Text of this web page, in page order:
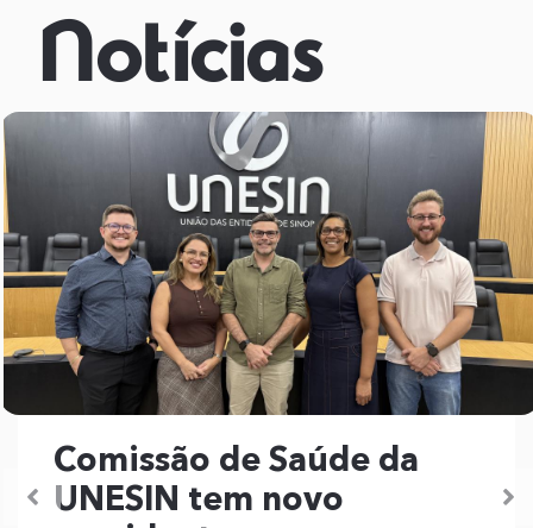
Notícias
Comissão de Saúde da
UNESIN tem novo
Previous